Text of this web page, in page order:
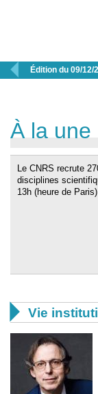
 Édition du 09/12/
À la une
Le CNRS recrute
disciplines
13h (heure de
 Vie